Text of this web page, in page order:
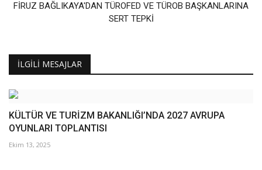
FİRUZ BAĞLIKAYA'DAN TÜROFED VE TÜROB BAŞKANLARINA
SERT TEPKİ
İLGILI MESAJLAR
KÜLTÜR VE TURİZM BAKANLIĞI’NDA 2027 AVRUPA
OYUNLARI TOPLANTISI
Ekim 13, 2025